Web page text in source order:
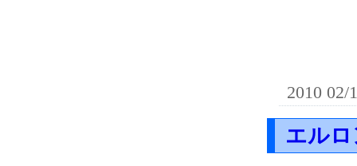
2010 02/
エル